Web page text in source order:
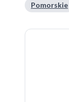
Pomorskie